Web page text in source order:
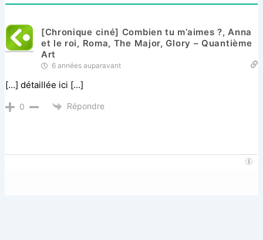
[Chronique ciné] Combien tu m’aimes ?, Anna
et le roi, Roma, The Major, Glory – Quantième
Art
6 années auparavant
[…] détaillée ici […]
0 Répondre